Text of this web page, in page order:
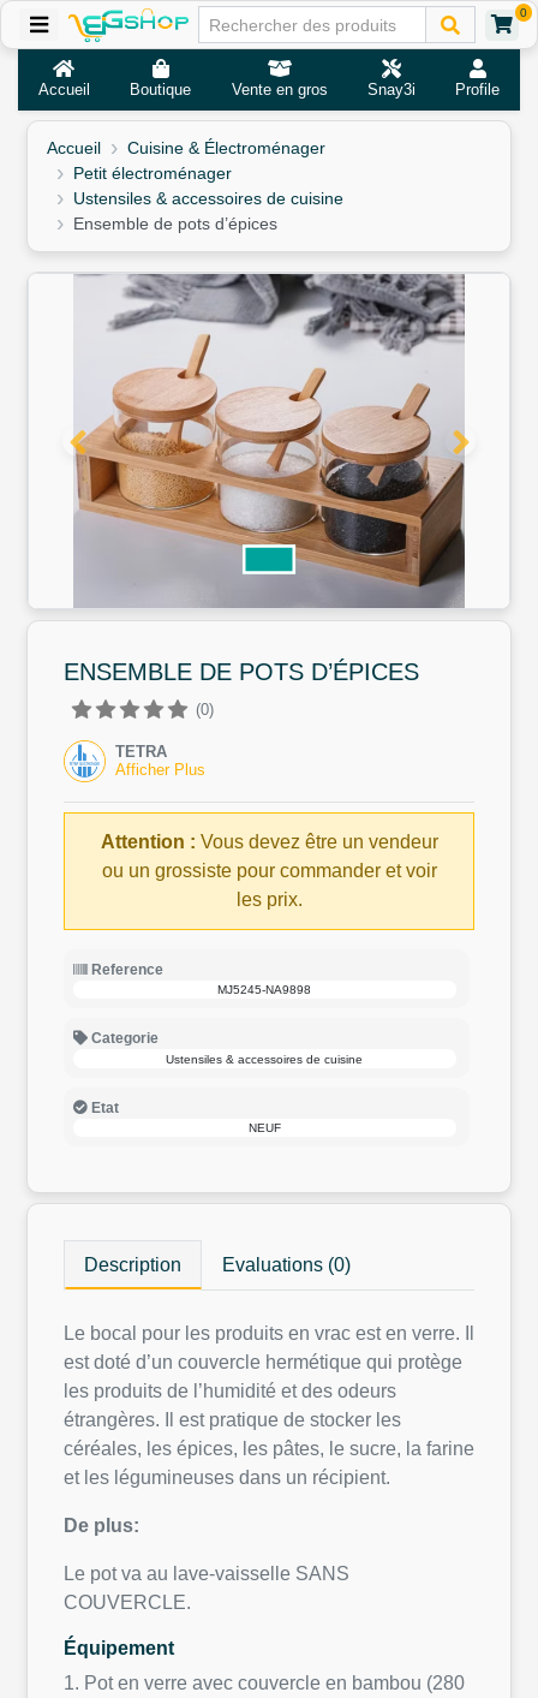
0
Accueil Boutique Vente en gros Snay3i Profile
Accueil
Cuisine & Électroménager
Petit électroménager
Ustensiles & accessoires de cuisine
Ensemble de pots d’épices
ENSEMBLE DE POTS D’ÉPICES
(0)
TETRA
Afficher Plus
Attention : Vous devez être un vendeur
ou un grossiste pour commander et voir
les prix.
Reference
MJ5245-NA9898
Categorie
Ustensiles & accessoires de cuisine
Etat
NEUF
Description Evaluations (0)
Le bocal pour les produits en vrac est en verre. Il
est doté d’un couvercle hermétique qui protège
les produits de l’humidité et des odeurs
étrangères. Il est pratique de stocker les
céréales, les épices, les pâtes, le sucre, la farine
et les légumineuses dans un récipient.
De plus:
Le pot va au lave-vaisselle SANS
COUVERCLE.
Équipement
1. Pot en verre avec couvercle en bambou (280